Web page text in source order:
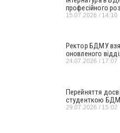
професійного
15.07.2026 14:10
Ректор БДМУ
оновленого
24.07.2026 17:07
Перейняття
студенткою
29.07.2026 15:02